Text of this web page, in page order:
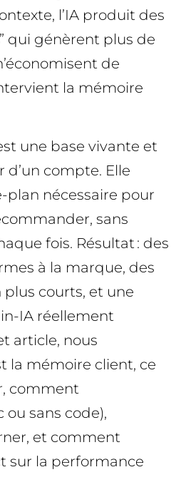
l’IA produit des
qui génèrent plus de
de
la mémoire
une base vivante et
compte. Elle
plan nécessaire pour
sans
fois. Résultat : des
à la marque, des
courts, et une
IA réellement
article, nous
la mémoire client, ce
comment
ou sans code),
et comment
sur la performance